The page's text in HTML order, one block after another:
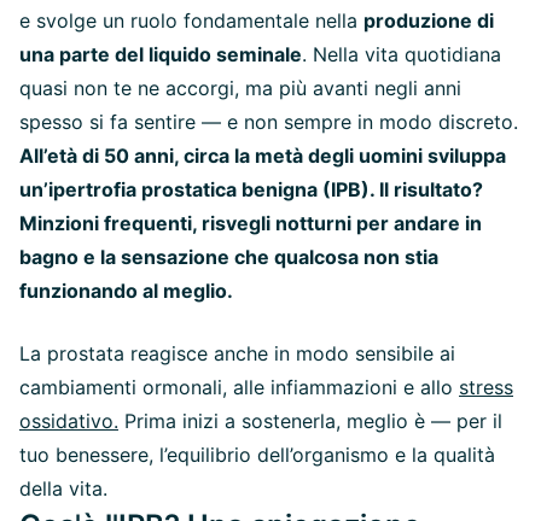
e svolge un ruolo fondamentale nella produzione di
una parte del liquido seminale. Nella vita quotidiana
quasi non te ne accorgi, ma più avanti negli anni
spesso si fa sentire — e non sempre in modo discreto.
All’età di 50 anni, circa la metà degli uomini sviluppa
un’ipertrofia prostatica benigna (IPB). Il risultato?
Minzioni frequenti, risvegli notturni per andare in
bagno e la sensazione che qualcosa non stia
funzionando al meglio.
La prostata reagisce anche in modo sensibile ai
cambiamenti ormonali, alle infiammazioni e allo stress
ossidativo. Prima inizi a sostenerla, meglio è — per il
tuo benessere, l’equilibrio dell’organismo e la qualità
della vita.